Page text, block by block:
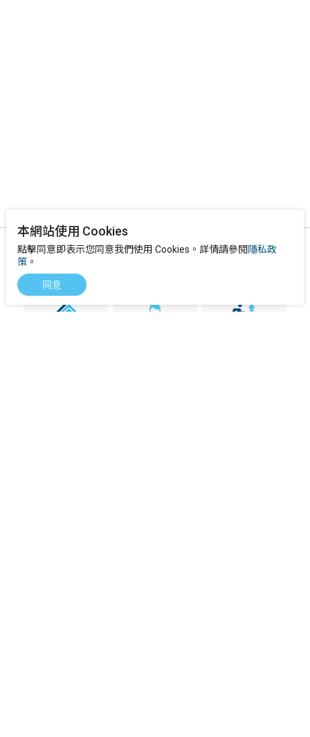
本網站使用 Cookies
點擊同意即表示您同意我們使用 Cookies。詳情請參閱 隱私政
策。
同意